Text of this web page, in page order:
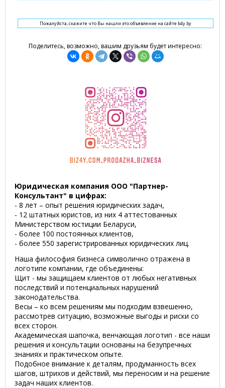
Пожалуйста, скажите что Вы нашли это объявление на сайте b4y.by
Поделитесь, возможно, вашим друзьям будет интересно:
Юридическая компания ООО "Партнер-
Консультант" в цифрах:
- 8 лет – опыт решения юридических задач,
- 12 штатных юристов, из них 4 аттестованных
Министерством юстиции Беларуси,
- более 100 постоянных клиентов,
- более 550 зарегистрированных юридических лиц.
Наша философия бизнеса символично отражена в
логотипе компании, где объединены:
Щит - мы защищаем клиентов от любых негативных
последствий и потенциальных нарушений
законодательства.
Весы – ко всем решениям мы подходим взвешенно,
рассмотрев ситуацию, возможные выгоды и риски со
всех сторон.
Академическая шапочка, венчающая логотип - все наши
решения и консультации основаны на безупречных
знаниях и практическом опыте.
Подобное внимание к деталям, продуманность всех
шагов, штрихов и действий, мы переносим и на решение
задач наших клиентов.